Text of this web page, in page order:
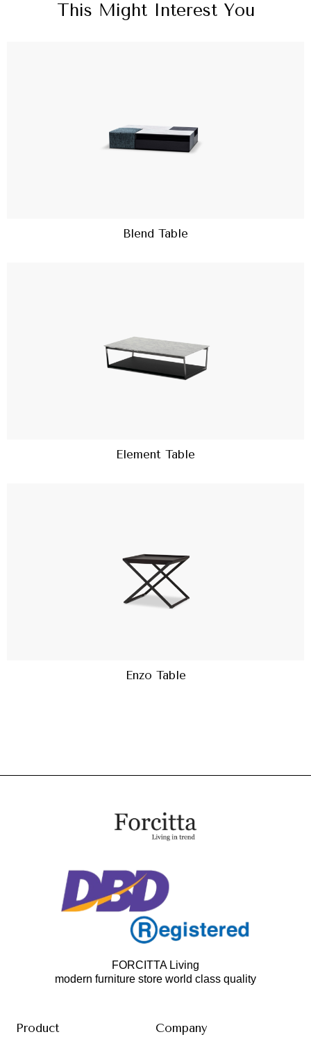
This Might Interest You
Blend Table
Element Table
Enzo Table
FORCITTA Living
modern furniture store world class quality
Product Company